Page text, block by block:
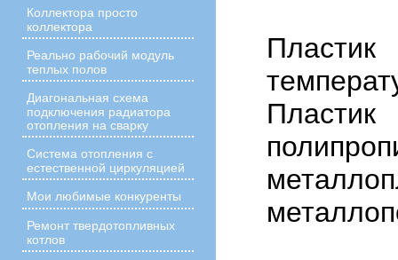
Коллектора просто
коллектора
Реально рабочий модуль
теплых полов
Диагональная схема
подключения радиатора
отопления на сварку
Система отопления с
естественной циркуляцией
Мои любимые конкуренты
Ремонт твердотопливных
котлов